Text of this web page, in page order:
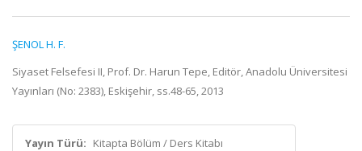
ŞENOL H. F.
Siyaset Felsefesi II, Prof. Dr. Harun Tepe, Editör, Anadolu Üniversitesi
Yayınları (No: 2383), Eskişehir, ss.48-65, 2013
Yayın Türü: Kitapta Bölüm / Ders Kitabı